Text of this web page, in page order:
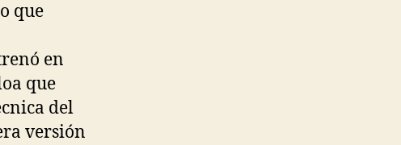
que
en
que
del
versión